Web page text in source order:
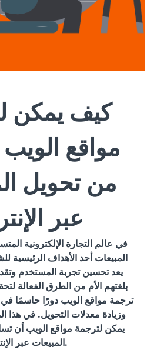
كيف يمكن
مواقع
من تحويل
عبر
في عالم التجارة الإلكترونية
المبيعات أحد الأهداف الرئيسية
يعد تحسين تجربة المستخدم
بلغتهم الأم من الطرق الفعالة
ترجمة مواقع الويب دورًا حاسمًا في
وزيادة معدلات التحويل. في هذا
يمكن لترجمة مواقع الويب أن
المبيعات عبر الإنترنت.